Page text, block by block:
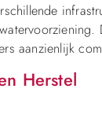
aanzienlijk
Herstel